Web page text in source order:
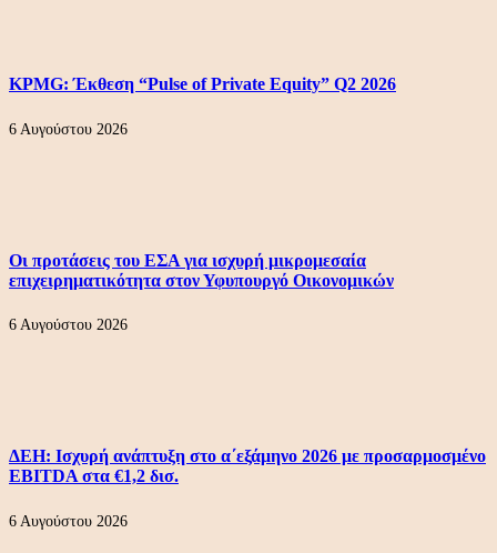
KPMG: Έκθεση “Pulse of Private Equity” Q2 2026
6 Αυγούστου 2026
Οι προτάσεις του ΕΣΑ για ισχυρή μικρομεσαία
επιχειρηματικότητα στον Υφυπουργό Οικονομικών
6 Αυγούστου 2026
ΔΕΗ: Ισχυρή ανάπτυξη στο α΄εξάμηνο 2026 με προσαρμοσμένο
EBITDA στα €1,2 δισ.
6 Αυγούστου 2026